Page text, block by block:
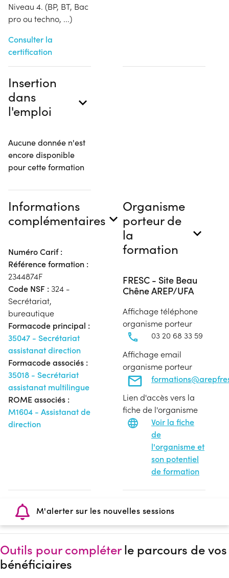
Niveau 4. (BP, BT, Bac
pro ou techno, ...)
Consulter la
certification
Insertion
dans
l'emploi
Aucune donnée n'est
encore disponible
pour cette formation
Informations
complémentaires
Numéro Carif :
Référence formation :
2344874F
Code NSF : 324 -
Secrétariat,
bureautique
Formacode principal :
35047 - Secrétariat
assistanat direction
Formacode associés :
35018 - Secrétariat
assistanat multilingue
ROME associés :
M1604 - Assistanat de
direction
Organisme
porteur de
la
formation
FRESC - Site Beau
Chêne AREP/UFA
Affichage téléphone
organisme porteur
03 20 68 33 59
Affichage email
organisme porteur
Lien d'accès vers la
fiche de l'organisme
Voir la fiche
de
l'organisme et
son potentiel
de formation
M'alerter sur les nouvelles sessions
Outils pour compléterle parcours de vos
bénéficiaires